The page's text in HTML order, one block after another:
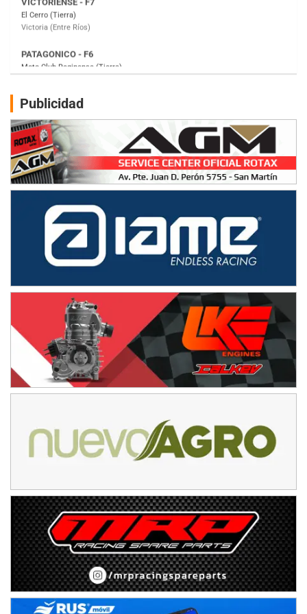
Moto Club Reginense (Tierra)
Gral. E. Godoy (Río Negro)
Juventud Unida (Tierra)
Humboldt (Santa Fe)
Ciudad de Avellaneda (Asfalto)
Avellaneda (Santa Fe)
SUR SANTAFESINO - F4
José Samuel Sánchez (Tierra)
Rufino (Santa Fe)
Juan Navarro (Asfalto)
El Timbó (Tucumán)
COBERTURA ESPECIAL DE E-KART.COM.AR
08/09-AGO
IAME SERIES ARGENTINA 6
Ramiro Tot (Asfalto)
Baradero (Buenos Aires)
KDO - F6
Ciudad de Trenque Lauquen (Asfalto)
Trenque Lauquen (Buenos Aires)
ENTRERRIANO - F6 (POSTERGADA)
VICTORIENSE - F7
El Cerro (Tierra)
PATAGONICO - F6
Moto Club Reginense (Tierra)
Gral. E. Godoy (Río Negro)
CSK - F7
Juventud Unida (Tierra)
Humboldt (Santa Fe)
NORESTE SANTAFESINO - F6
Publicidad